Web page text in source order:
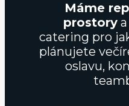
Máme
prostory
catering pro
plánujete
oslavu,